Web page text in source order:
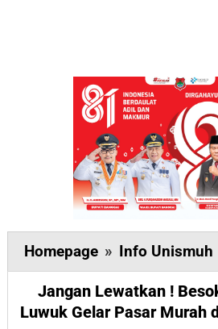
Homepage » Info Unismuh
Jangan Lewatkan !
Luwuk Gelar Pasar Murah